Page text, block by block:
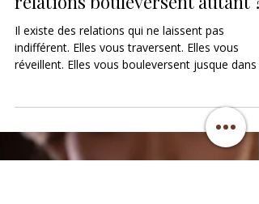
Liens d’âme : âmes sœurs,
flammes jumelles, liens
karmiques… pourquoi
Il existe des relations qui ne laissent pas
indifférent. Elles vous traversent. Elles vous
réveillent. Elles vous bouleversent jusque dans